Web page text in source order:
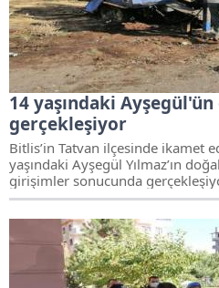
14 yaşındaki
gerçekleşiyor
Bitlis’in Tatvan ilçesinde ikamet
yaşındaki Ayşegül Yılmaz’ın
girişimler sonucunda